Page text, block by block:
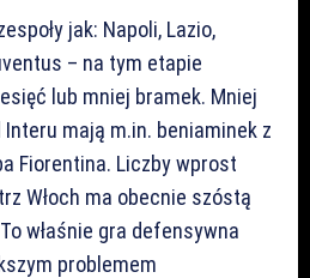
jak: Napoli, Lazio,
– na tym etapie
lub mniej bramek. Mniej
mają m.in. beniaminek z
Fiorentina. Liczby wprost
Włoch ma obecnie szóstą
właśnie gra defensywna
problemem